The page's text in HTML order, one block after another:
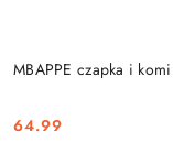
MBAPPE czapka i
Cena:
64.99